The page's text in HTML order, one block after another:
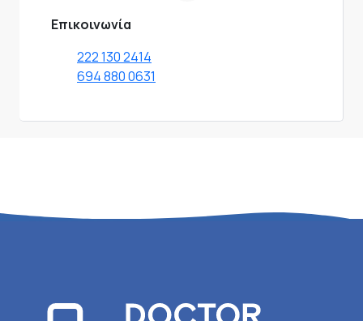
Επικοινωνία
222 130 2414
694 880 0631